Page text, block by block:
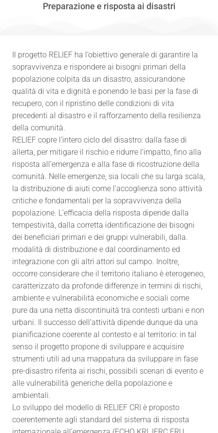
Preparazione e risposta ai disastri
Il progetto RELIEF ha l’obiettivo generale di garantire la
sopravvivenza e rispondere ai bisogni primari della
popolazione colpita da un disastro, assicurandone
qualità di vita e dignità e ponendo le basi per la fase di
recupero, con il ripristino delle condizioni di vita
precedenti al disastro e il rafforzamento della resilienza
della comunità.
RELIEF copre l’intero ciclo del disastro: dalla fase di
allerta, per mitigare il rischio e ridurre l’impatto, fino alla
risposta all’emergenza e alla fase di ricostruzione della
comunità. Nelle emergenze, sia locali che su larga scala,
la distribuzione di aiuti come l’accoglienza sono attività
critiche e fondamentali per la sopravvivenza della
popolazione. L’efficacia della risposta dipende dalla
tempestività, dalla corretta identificazione dei bisogni
dei beneficiari primari e dei gruppi vulnerabili, dalla.
modalità di distribuzione e dal coordinamento ed
integrazione con gli altri attori sul campo. Inoltre,
occorre considerare che il territorio italiano è eterogeneo,
caratterizzato da profonde differenze in termini di rischi,
ambiente e vulnerabilità economiche e sociali come
pure da una netta discontinuità tra contesti urbani e non
urbani. Il successo dell’attività dipende dunque da una
pianificazione coerente al contesto e al territorio: in tal
senso il progetto propone di sviluppare e acquisire
strumenti utili ad una mappatura da sviluppare in fase
pre-disastro riferita ai rischi, possibili scenari di evento e
alle vulnerabilità generiche della popolazione e
ambientali.
Lo sviluppo del modello di RELIEF CRI è proposto
coerentemente agli standard del sistema di risposta